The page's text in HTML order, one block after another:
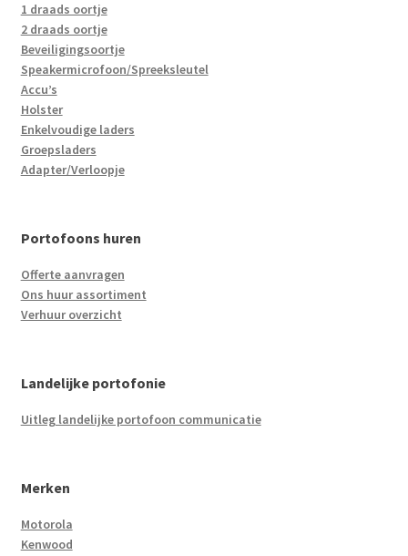
1 draads oortje
2 draads oortje
Beveiligingsoortje
Speakermicrofoon/Spreeksleutel
Accu’s
Holster
Enkelvoudige laders
Groepsladers
Adapter/Verloopje
Portofoons huren
Offerte aanvragen
Ons huur assortiment
Verhuur overzicht
Landelijke portofonie
Uitleg landelijke portofoon communicatie
Merken
Motorola
Kenwood